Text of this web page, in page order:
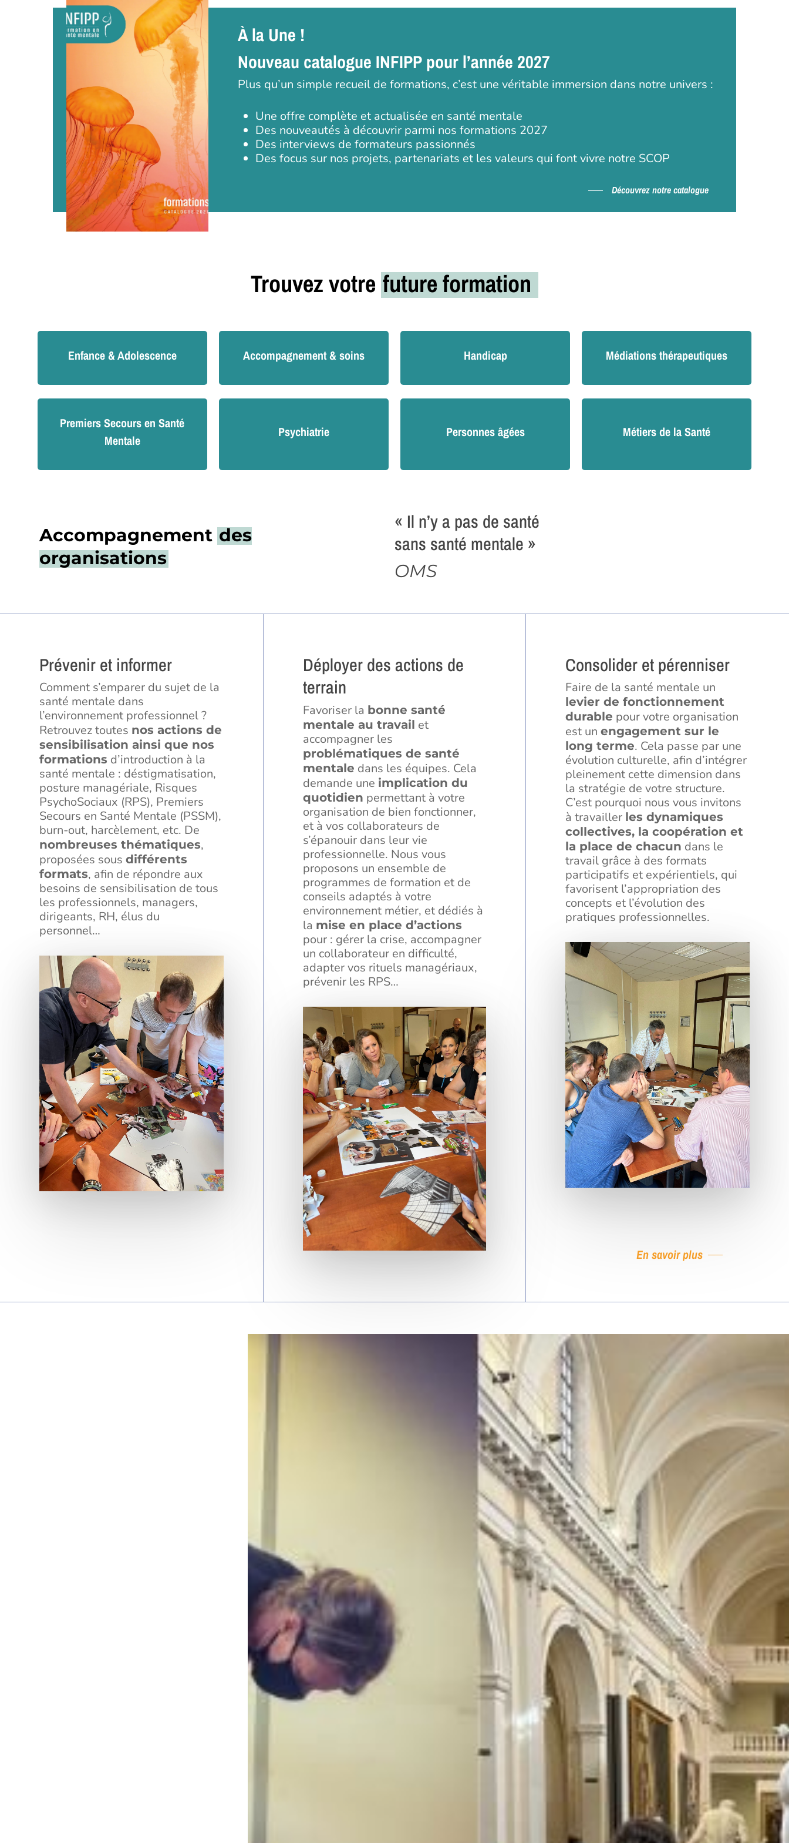
Appuyez sur Entrée pour une recherche ou ESC pour fermer
À la Une !
Nouveau catalogue INFIPP pour l’année 2027
Plus qu’un simple recueil de formations, c’est une véritable immersion dans notre univers :
Une offre complète et actualisée en santé mentale
Des nouveautés à découvrir parmi nos formations 2027
Des interviews de formateurs passionnés
Des focus sur nos projets, partenariats et les valeurs qui font vivre notre SCOP
Découvrez notre catalogue
Trouvez votre future formation
Enfance & Adolescence Accompagnement & soins Handicap Médiations thérapeutiques
Premiers Secours en Santé
Mentale
Psychiatrie Personnes âgées Métiers de la Santé
Accompagnement des
organisations
« Il n’y a pas de santé
sans santé mentale »
OMS
Prévenir et informer
Comment s’emparer du sujet de la
santé mentale dans
l’environnement professionnel ?
Retrouvez toutes nos actions de
sensibilisation ainsi que nos
formations d’introduction à la
santé mentale : déstigmatisation,
posture managériale, Risques
PsychoSociaux (RPS), Premiers
Secours en Santé Mentale (PSSM),
burn-out, harcèlement, etc. De
nombreuses thématiques,
proposées sousdifférents
formats, afin de répondre aux
besoins de sensibilisation de tous
les professionnels, managers,
dirigeants, RH, élus du
personnel…
Déployer des actions de
terrain
Favoriser la bonne santé
mentale au travail et
accompagner les
problématiques de santé
mentale dans les équipes. Cela
demande une implication du
quotidien permettant à votre
organisation de bien fonctionner,
et à vos collaborateurs de
s’épanouir dans leur vie
professionnelle. Nous vous
proposons un ensemble de
programmes de formation et de
conseils adaptés à votre
environnement métier, et dédiés à
la mise en place d’actions
pour : gérer la crise, accompagner
un collaborateur en difficulté,
adapter vos rituels managériaux,
prévenir les RPS…
Consolider et pérenniser
Faire de la santé mentale un
levier de fonctionnement
durable pour votre organisation
est unengagement sur le
long terme. Cela passe par une
évolution culturelle, afin d’intégrer
pleinement cette dimension dans
la stratégie de votre structure.
C’est pourquoi nous vous invitons
à travailler les dynamiques
collectives, la coopération et
la place de chacun dans le
travail grâce à des formats
participatifs et expérientiels, qui
favorisent l’appropriation des
concepts et l’évolution des
pratiques professionnelles.
En savoir plus